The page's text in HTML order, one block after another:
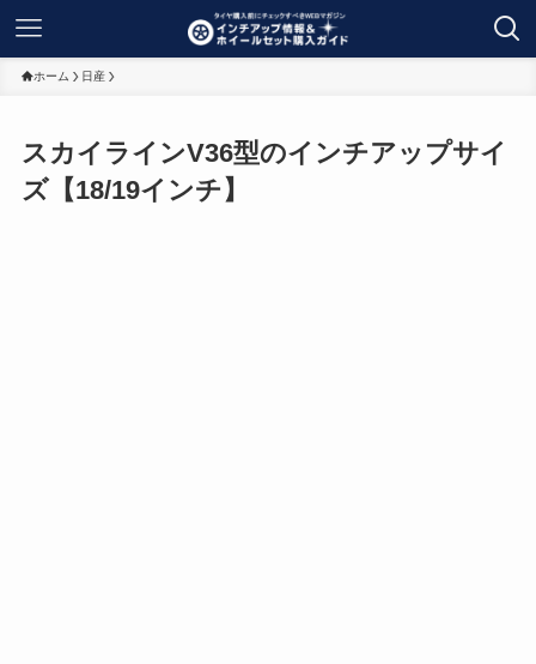
ホーム 日産
スカイラインV36型のインチアップサイ
ズ【18/19インチ】